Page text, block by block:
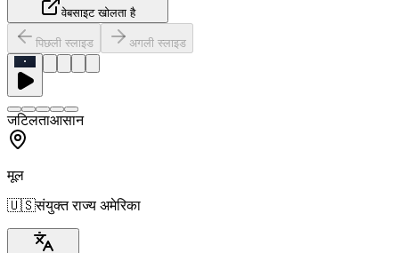
वेबसाइट खोलता है
पिछली स्लाइड अगली स्लाइड
जटिलताआसान
मूल
🇺🇸संयुक्त राज्य अमेरिका